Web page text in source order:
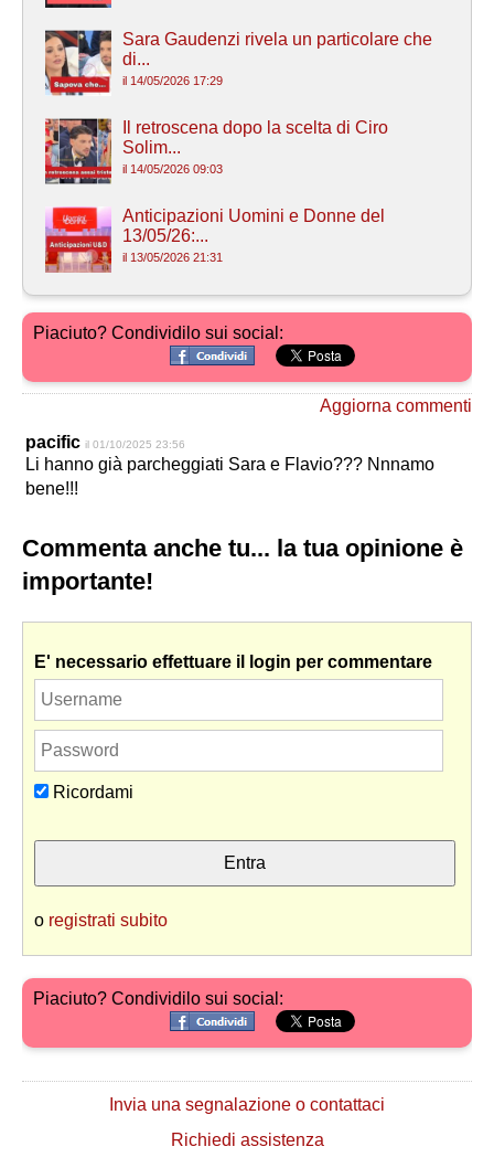
Sara Gaudenzi rivela un particolare che
di...
il 14/05/2026 17:29
Il retroscena dopo la scelta di Ciro
Solim...
il 14/05/2026 09:03
Anticipazioni Uomini e Donne del
13/05/26:...
il 13/05/2026 21:31
Piaciuto? Condividilo sui social:
Aggiorna commenti
pacific il 01/10/2025 23:56
Li hanno già parcheggiati Sara e Flavio??? Nnnamo
bene!!!
Commenta anche tu... la tua opinione è
importante!
E' necessario effettuare il login per commentare
Ricordami
o registrati subito
Piaciuto? Condividilo sui social:
Invia una segnalazione o contattaci
Richiedi assistenza